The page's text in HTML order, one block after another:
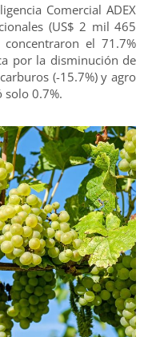
Comercial ADEX
(US$ 2 mil 465
el 71.7%
por la disminución de
(-15.7%) y agro
solo 0.7%.